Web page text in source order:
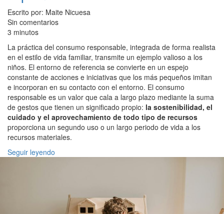
Escrito por: Maite Nicuesa
Sin comentarios
3 minutos
La práctica del consumo responsable, integrada de forma realista
en el estilo de vida familiar, transmite un ejemplo valioso a los
niños. El entorno de referencia se convierte en un espejo
constante de acciones e iniciativas que los más pequeños imitan
e incorporan en su contacto con el entorno. El consumo
responsable es un valor que cala a largo plazo mediante la suma
de gestos que tienen un significado propio: la sostenibilidad, el
cuidado y el aprovechamiento de todo tipo de recursos
proporciona un segundo uso o un largo periodo de vida a los
recursos materiales.
Seguir leyendo